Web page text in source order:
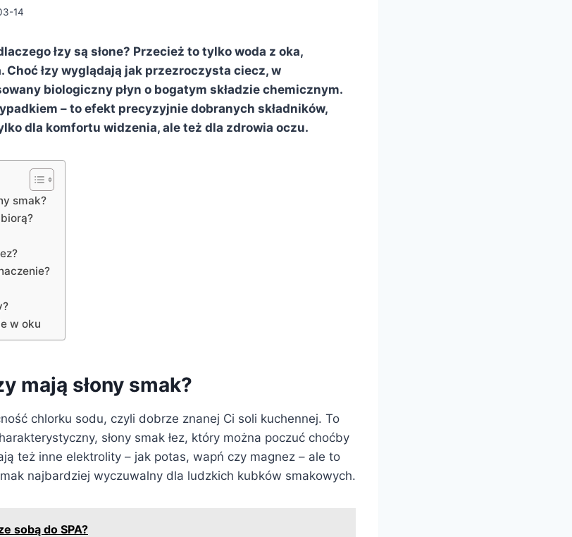
14
łzy są słone? Przecież to tylko woda z oka,
Choć łzy wyglądają jak przezroczysta ciecz, w
biologiczny płyn o bogatym składzie chemicznym.
– to efekt precyzyjnie dobranych składników,
dla komfortu widzenia, ale też dla zdrowia oczu.
smak?
w oku
mają słony smak?
chlorku sodu, czyli dobrze znanej Ci soli kuchennej. To
słony smak łez, który można poczuć choćby
też inne elektrolity – jak potas, wapń czy magnez – ale to
najbardziej wyczuwalny dla ludzkich kubków smakowych.
sobą do SPA?